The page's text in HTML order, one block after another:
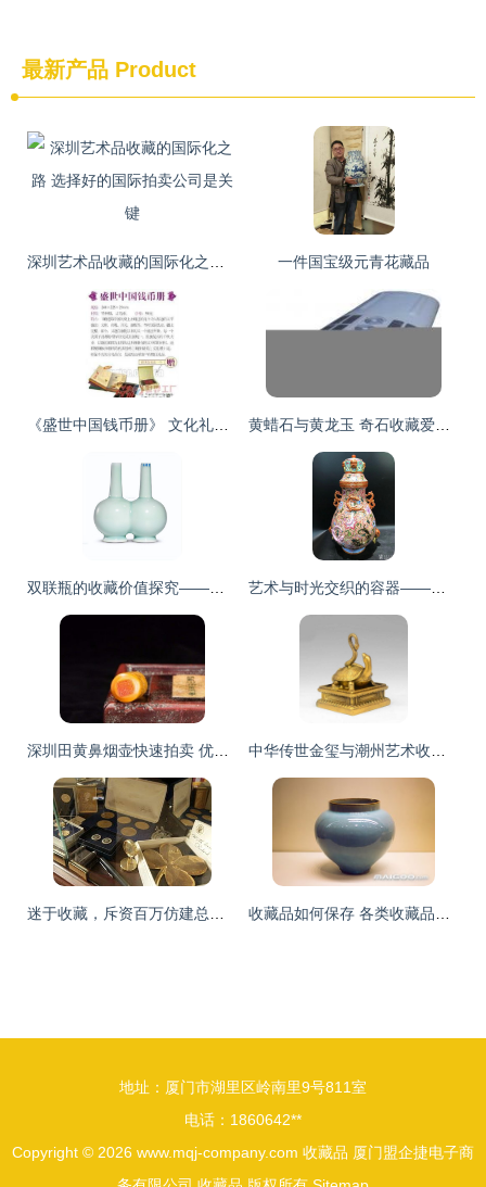
最新产品 Product
一件国宝级元青花藏品
地址：厦门市湖里区岭南里9号811室
电话：1860642**
Copyright © 2026 www.mqj-company.com 收藏品 厦门盟企捷电子商